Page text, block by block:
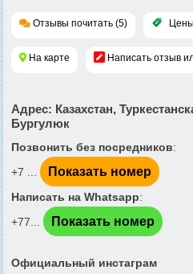
Отзывы почитать (5) Цены
На карте Написать отзыв
Адрес: Казахстан,
Бургулюк
Позвонить без посредников:
+7 ...
Показать номер
Написать на Whatsapp:
+77...
Показать номер
Официальный инстаграм